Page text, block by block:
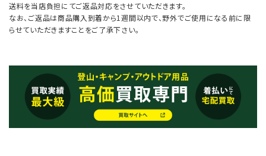
送料を当店負担にてご返品対応をさせていただきます。
なお、ご返品は商品購入到着から1週間以内で、野外でご使用になる前に限
らせていただきますことをご了承下さい。